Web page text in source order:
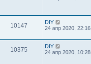
10147
DIY
24 апр 2020, 22:16
10375
DIY
24 апр 2020, 10:28